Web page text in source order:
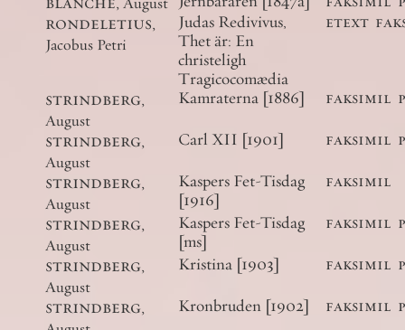
rondeletius,
Jacobus Petri
Judas Redivivus,
Thet är: En
christeligh
Tragicocomædia
etext
strindberg,
August
Kamraterna [1886] faksimil
strindberg,
August
Carl XII [1901] faksimil
strindberg,
August
Kaspers Fet-Tisdag
[1916]
faksimil
strindberg,
August
Kaspers Fet-Tisdag
[ms]
faksimil
strindberg,
August
Kristina [1903] faksimil
strindberg, Kronbruden [1902] faksimil